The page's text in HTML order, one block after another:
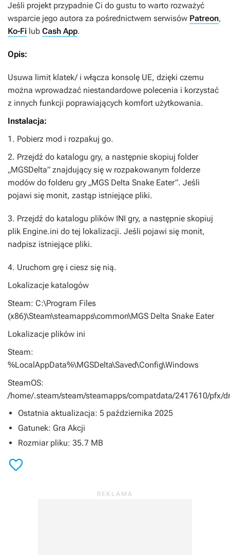
Jeśli projekt przypadnie Ci do gustu to warto rozważyć
wsparcie jego autora za pośrednictwem serwisów Patreon,
Ko-Fi lub Cash App.
Opis:
Usuwa limit klatek/ i włącza konsolę UE, dzięki czemu
można wprowadzać niestandardowe polecenia i korzystać
z innych funkcji poprawiających komfort użytkowania.
Instalacja:
1. Pobierz mod i rozpakuj go.
2. Przejdź do katalogu gry, a następnie skopiuj folder
„MGSDelta” znajdujący się w rozpakowanym folderze
modów do folderu gry „MGS Delta Snake Eater”. Jeśli
pojawi się monit, zastąp istniejące pliki.
3. Przejdź do katalogu plików INI gry, a następnie skopiuj
plik Engine.ini do tej lokalizacji. Jeśli pojawi się monit,
nadpisz istniejące pliki.
4. Uruchom grę i ciesz się nią.
Lokalizacje katalogów
Steam: C:\Program Files
(x86)\Steam\steamapps\common\MGS Delta Snake Eater
Lokalizacje plików ini
Steam:
%LocalAppData%\MGSDelta\Saved\Config\Windows
SteamOS:
/home/.steam/steam/steamapps/compatdata/2417610/pfx/
Ostatnia aktualizacja: 5 października 2025
Gatunek: Gra Akcji
Rozmiar pliku: 35.7 MB
